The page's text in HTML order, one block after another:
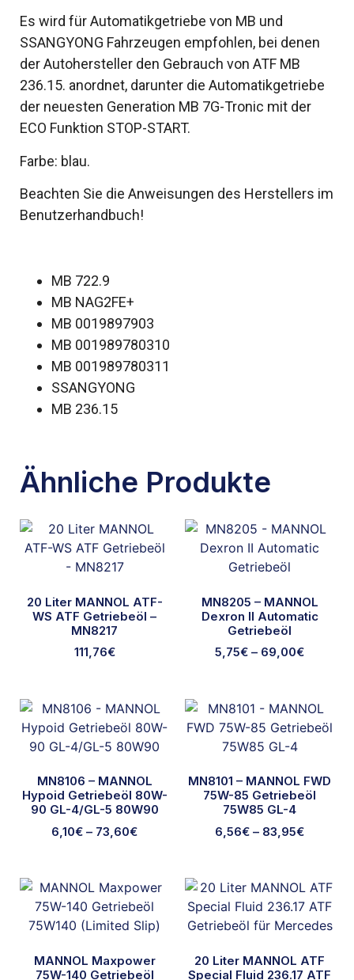
Es wird für Automatikgetriebe von MB und
SSANGYONG Fahrzeugen empfohlen, bei denen
der Autohersteller den Gebrauch von ATF MB
236.15. anordnet, darunter die Automatikgetriebe
der neuesten Generation MB 7G-Tronic mit der
ECO Funktion STOP-START.
Farbe: blau.
Beachten Sie die Anweisungen des Herstellers im
Benutzerhandbuch!
MB 722.9
MB NAG2FE+
MB 0019897903
MB 001989780310
MB 001989780311
SSANGYONG
MB 236.15
Ähnliche Produkte
20 Liter MANNOL ATF-
WS ATF Getriebeöl –
MN8217
111,76€
MN8205 – MANNOL
Dexron II Automatic
Getriebeöl
5,75€ – 69,00€
MN8106 – MANNOL
Hypoid Getriebeöl 80W-
90 GL-4/GL-5 80W90
6,10€ – 73,60€
MN8101 – MANNOL FWD
75W-85 Getriebeöl
75W85 GL-4
6,56€ – 83,95€
MANNOL Maxpower
75W-140 Getriebeöl
20 Liter MANNOL ATF
Special Fluid 236.17 ATF